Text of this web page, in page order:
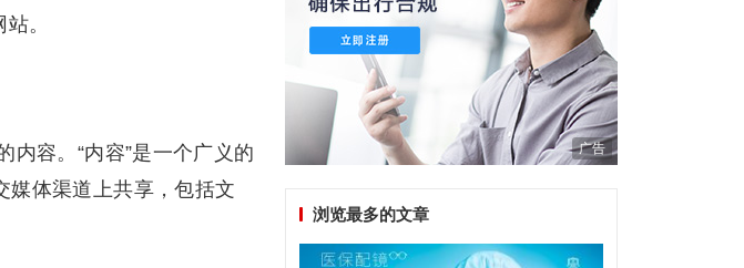
。
内容。“内容”是一个广义的
媒体渠道上共享，包括文
广告
浏览最多的文章